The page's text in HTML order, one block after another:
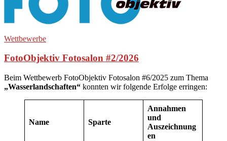
Wettbewerbe
FotoObjektiv Fotosalon #2/2026
Beim Wettbewerb FotoObjektiv Fotosalon #6/2025 zum Thema
„Wasserlandschaften“ konnten wir folgende Erfolge erringen:
Name Sparte
Annahmen
und
Auszeichnung
en